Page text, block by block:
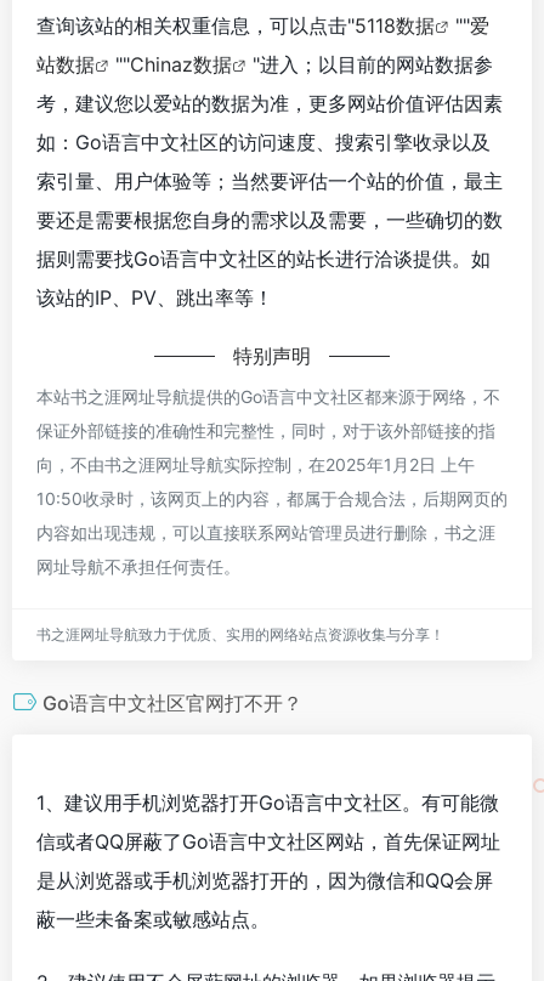
查询该站的相关权重信息，可以点击"5118数据 ""爱
站数据
""Chinaz数据
"进入；以目前的网站数据参
考，建议您以爱站的数据为准，更多网站价值评估因素
如：Go语言中文社区的访问速度、搜索引擎收录以及
索引量、用户体验等；当然要评估一个站的价值，最主
要还是需要根据您自身的需求以及需要，一些确切的数
据则需要找Go语言中文社区的站长进行洽谈提供。如
该站的IP、PV、跳出率等！
特别声明
本站书之涯网址导航提供的Go语言中文社区都来源于网络，不
保证外部链接的准确性和完整性，同时，对于该外部链接的指
向，不由书之涯网址导航实际控制，在2025年1月2日 上午
10:50收录时，该网页上的内容，都属于合规合法，后期网页的
内容如出现违规，可以直接联系网站管理员进行删除，书之涯
网址导航不承担任何责任。
书之涯网址导航致力于优质、实用的网络站点资源收集与分享！
Go语言中文社区官网打不开？
1、建议用手机浏览器打开Go语言中文社区。有可能微
信或者QQ屏蔽了Go语言中文社区网站，首先保证网址
是从浏览器或手机浏览器打开的，因为微信和QQ会屏
蔽一些未备案或敏感站点。